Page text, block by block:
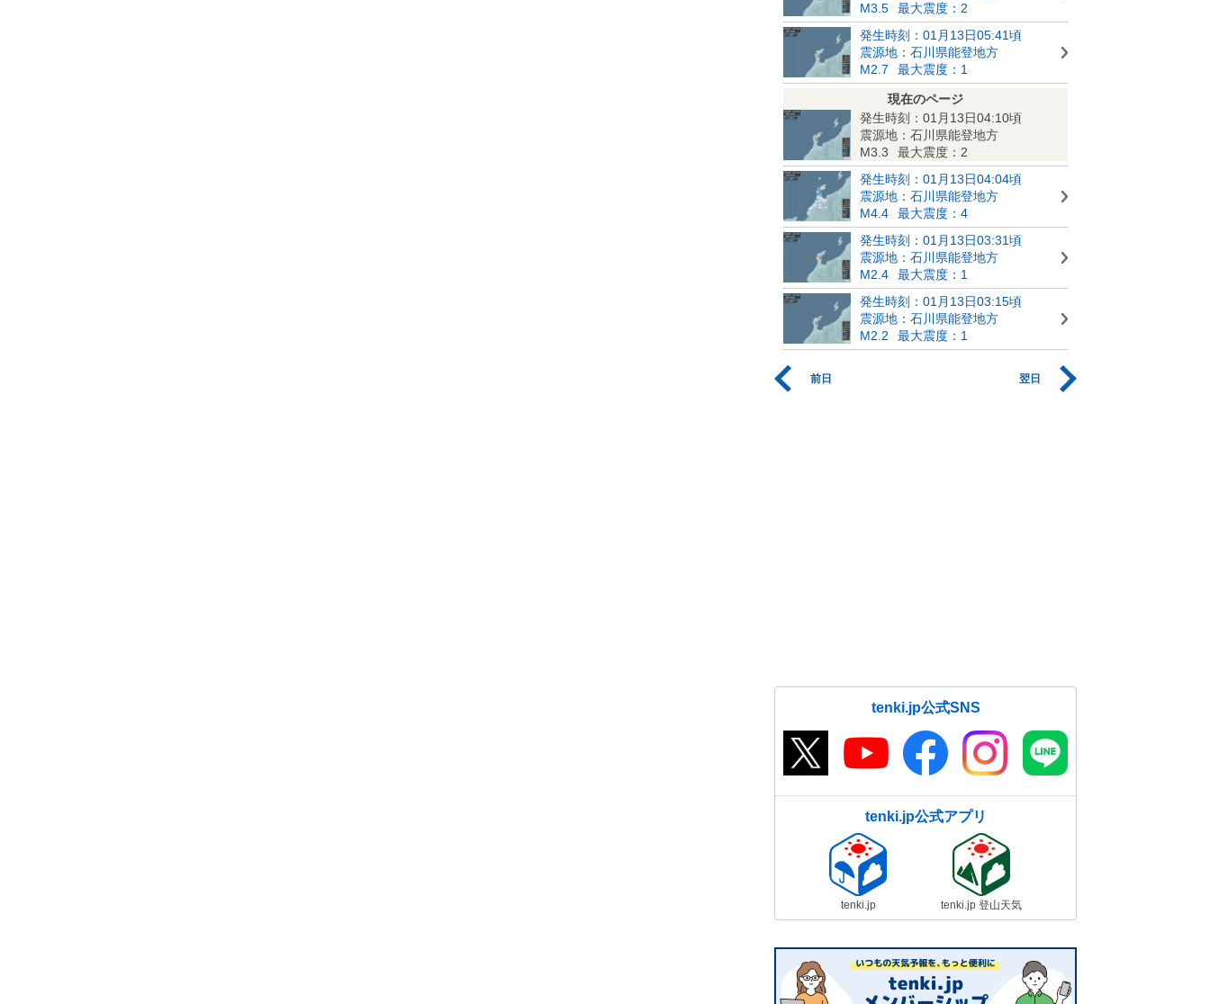
M3.5
最大震度：2
発生時刻：01月13日05:41頃
震源地：石川県能登地方
M2.7
最大震度：1
現在のページ
発生時刻：01月13日04:10頃
震源地：石川県能登地方
M3.3
最大震度：2
発生時刻：01月13日04:04頃
震源地：石川県能登地方
M4.4
最大震度：4
発生時刻：01月13日03:31頃
震源地：石川県能登地方
M2.4
最大震度：1
発生時刻：01月13日03:15頃
震源地：石川県能登地方
M2.2
最大震度：1
前日 翌日
tenki.jp公式SNS
tenki.jp公式アプリ
tenki.jp tenki.jp 登山天気